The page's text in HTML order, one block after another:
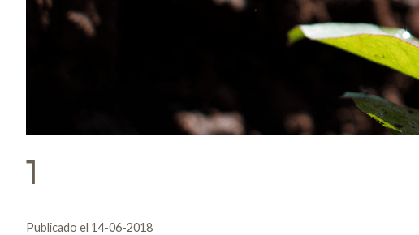
1
Publicado el 14-06-2018